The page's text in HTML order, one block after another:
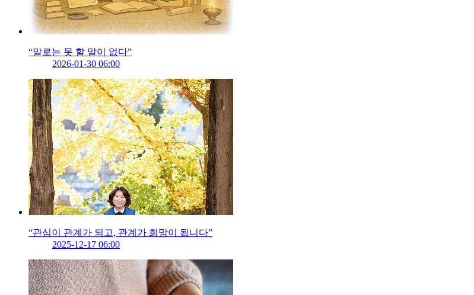
“말로는 못 할 말이 없다”
2026-01-30 06:00
“관심이 관계가 되고, 관계가 희망이 됩니다”
2025-12-17 06:00